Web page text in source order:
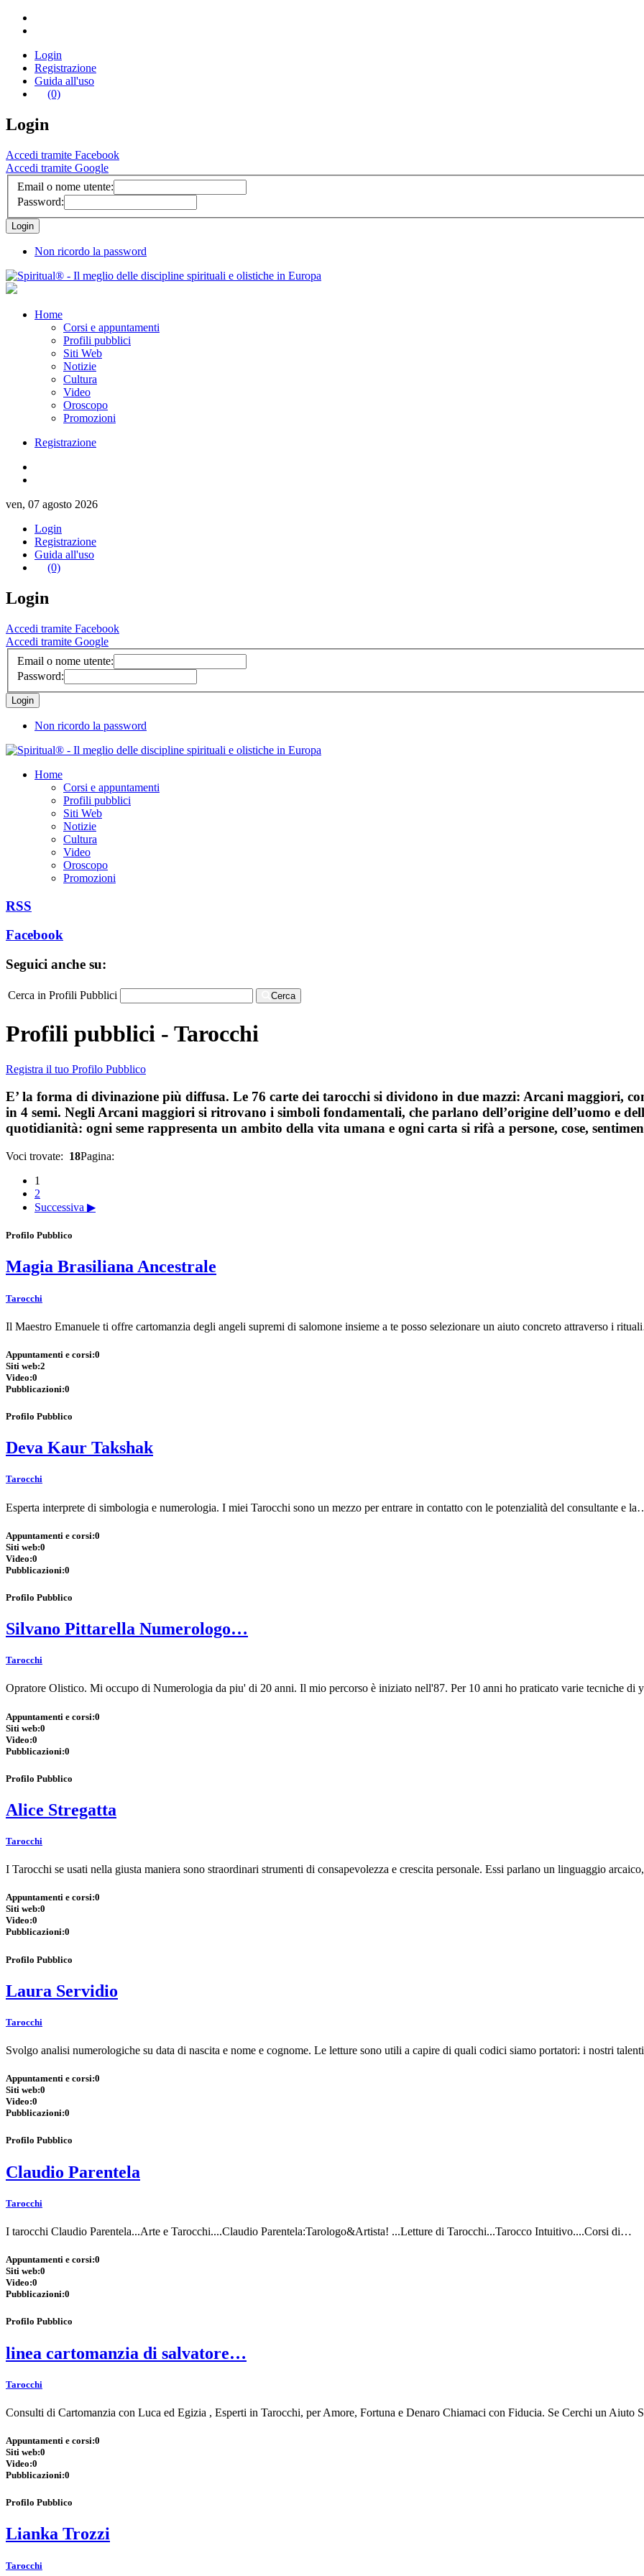
Login
Registrazione
Guida all'uso
(0)
Login
Accedi tramite Facebook
Accedi tramite Google
Email o nome utente:
Password:
Non ricordo la password
Home
Corsi e appuntamenti
Profili pubblici
Siti Web
Notizie
Cultura
Video
Oroscopo
Promozioni
Registrazione
ven, 07 agosto 2026
Login
Registrazione
Guida all'uso
(0)
Login
Accedi tramite Facebook
Accedi tramite Google
Email o nome utente:
Password:
Non ricordo la password
Home
Corsi e appuntamenti
Profili pubblici
Siti Web
Notizie
Cultura
Video
Oroscopo
Promozioni
RSS
Facebook
Seguici anche su:
Cerca in Profili Pubblici Cerca
Profili pubblici - Tarocchi
Registra il tuo Profilo Pubblico
E’ la forma di divinazione più diffusa. Le 76 carte dei tarocchi si dividono in due mazzi: Arcani maggiori,
in 4 semi. Negli Arcani maggiori si ritrovano i simboli fondamentali, che parlano dell’origine dell’uomo e
quotidianità: ogni seme rappresenta un ambito della vita umana e ogni carta si rifà a persone, cose,
Voci trovate: 18Pagina:
1
2
Successiva ▶
Profilo Pubblico
Magia Brasiliana Ancestrale
Tarocchi
Il Maestro Emanuele ti offre cartomanzia degli angeli supremi di salomone insieme a te posso selezionare un aiuto concreto attraverso i
Appuntamenti e corsi:0
Siti web:2
Video:0
Pubblicazioni:0
Profilo Pubblico
Deva Kaur Takshak
Tarocchi
Esperta interprete di simbologia e numerologia. I miei Tarocchi sono un mezzo per entrare in contatto con le potenzialità del consultante e
Appuntamenti e corsi:0
Siti web:0
Video:0
Pubblicazioni:0
Profilo Pubblico
Silvano Pittarella Numerologo…
Tarocchi
Opratore Olistico. Mi occupo di Numerologia da piu' di 20 anni. Il mio percorso è iniziato nell'87. Per 10 anni ho praticato varie tecniche di
Appuntamenti e corsi:0
Siti web:0
Video:0
Pubblicazioni:0
Profilo Pubblico
Alice Stregatta
Tarocchi
I Tarocchi se usati nella giusta maniera sono straordinari strumenti di consapevolezza e crescita personale. Essi parlano un linguaggio
Appuntamenti e corsi:0
Siti web:0
Video:0
Pubblicazioni:0
Profilo Pubblico
Laura Servidio
Tarocchi
Svolgo analisi numerologiche su data di nascita e nome e cognome. Le letture sono utili a capire di quali codici siamo portatori: i nostri
Appuntamenti e corsi:0
Siti web:0
Video:0
Pubblicazioni:0
Profilo Pubblico
Claudio Parentela
Tarocchi
I tarocchi Claudio Parentela...Arte e Tarocchi....Claudio Parentela:Tarologo&Artista! ...Letture di Tarocchi...Tarocco Intuitivo....Corsi di…
Appuntamenti e corsi:0
Siti web:0
Video:0
Pubblicazioni:0
Profilo Pubblico
linea cartomanzia di salvatore…
Tarocchi
Consulti di Cartomanzia con Luca ed Egizia , Esperti in Tarocchi, per Amore, Fortuna e Denaro Chiamaci con Fiducia. Se Cerchi un Aiuto
Appuntamenti e corsi:0
Siti web:0
Video:0
Pubblicazioni:0
Profilo Pubblico
Lianka Trozzi
Tarocchi